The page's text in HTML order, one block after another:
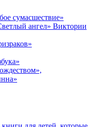
сумасшествие»
ангел» Виктории